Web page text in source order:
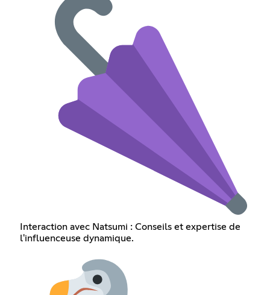
Interaction avec Natsumi : Conseils et expertise de
l'influenceuse dynamique.